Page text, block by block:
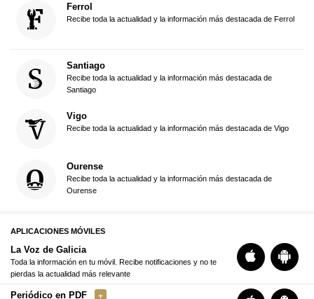
Ferrol
Recibe toda la actualidad y la información más destacada de Ferrol
Santiago
Recibe toda la actualidad y la información más destacada de
Santiago
Vigo
Recibe toda la actualidad y la información más destacada de Vigo
Ourense
Recibe toda la actualidad y la información más destacada de
Ourense
APLICACIONES MÓVILES
La Voz de Galicia
Toda la información en tu móvil. Recibe notificaciones y no te
pierdas la actualidad más relevante
Periódico en PDF